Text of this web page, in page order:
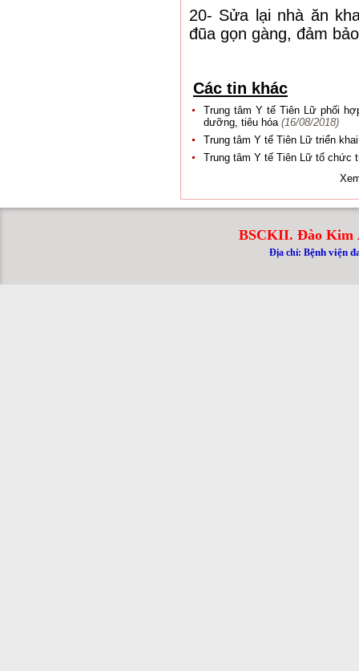
20- Sửa lại nhà ăn
đũa gọn gàng, đảm
Các tin khác
Trung tâm Y tế Tiên Lữ phối
dưỡng, tiêu hóa (16/08/2018)
Trung tâm Y tế Tiên Lữ triển
Trung tâm Y tế Tiên Lữ tổ chức
BSCKII. Đào Kim
Địa chỉ: Bệnh viện